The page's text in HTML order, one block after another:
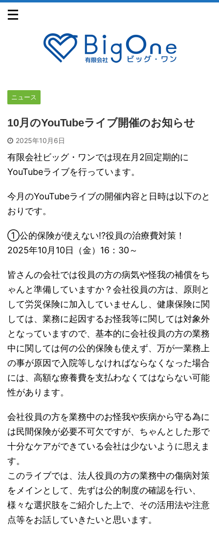
ニュース
10月のYouTubeライブ開催のお知らせ
2025年10月6日
有限会社ビッグ・ワンでは現在月2回定期的に
YouTubeライブを行っています。
今月のYouTubeライブの開催内容と日時は以下のと
おりです。
①公的保険が使えない!?役員の治療費対策！
2025年10月10日（金）16：30～
皆さんの会社では役員の方の病気や怪我の補償をち
ゃんと準備していますか？会社役員の方は、原則と
して労災保険に加入していませんし、健康保険に関
しては、業務に起因するお怪我等に関しては対象外
となっていますので、基本的に会社役員の方の業務
中に関しては何の公的保険も使えず、万が一業務上
の事が原因で入院等しなければならなくなった場合
には、高額な療養費を支払わなくてはならない可能
性があります。
会社役員の方を業務中のお怪我や疾病から守る為に
は民間保険が必要不可欠ですが、ちゃんとした形で
十分なケアができている会社は少ないように思えま
す。
このライブでは、法人役員の方の業務中の傷病対策
をメインとして、先ずは公的制度の確認を行い、
様々な選択肢をご紹介した上で、その活用法や注意
点等をお話していきたいと思います。